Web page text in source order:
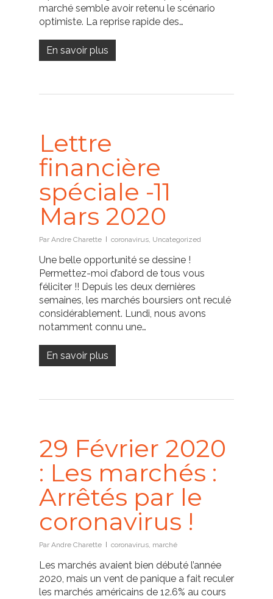
marché semble avoir retenu le scénario
optimiste. La reprise rapide des…
En savoir plus
Lettre
financière
spéciale -11
Mars 2020
Par Andre Charette coronavirus, Uncategorized
Une belle opportunité se dessine !
Permettez-moi d’abord de tous vous
féliciter !! Depuis les deux dernières
semaines, les marchés boursiers ont reculé
considérablement. Lundi, nous avons
notamment connu une…
En savoir plus
29 Février 2020
: Les marchés :
Arrêtés par le
coronavirus !
Par Andre Charette coronavirus, marché
Les marchés avaient bien débuté l’année
2020, mais un vent de panique a fait reculer
les marchés américains de 12.6% au cours